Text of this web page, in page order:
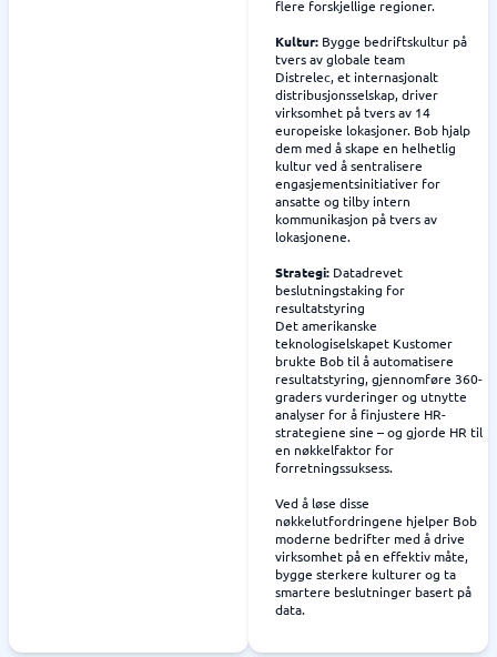
flere forskjellige regioner.
Kultur: Bygge bedriftskultur på
tvers av globale team
Distrelec, et internasjonalt
distribusjonsselskap, driver
virksomhet på tvers av 14
europeiske lokasjoner. Bob hjalp
dem med å skape en helhetlig
kultur ved å sentralisere
engasjementsinitiativer for
ansatte og tilby intern
kommunikasjon på tvers av
lokasjonene.
Strategi: Datadrevet
beslutningstaking for
resultatstyring
Det amerikanske
teknologiselskapet Kustomer
brukte Bob til å automatisere
resultatstyring, gjennomføre 360-
graders vurderinger og utnytte
analyser for å finjustere HR-
strategiene sine – og gjorde HR til
en nøkkelfaktor for
forretningssuksess.
Ved å løse disse
nøkkelutfordringene hjelper Bob
moderne bedrifter med å drive
virksomhet på en effektiv måte,
bygge sterkere kulturer og ta
smartere beslutninger basert på
data.